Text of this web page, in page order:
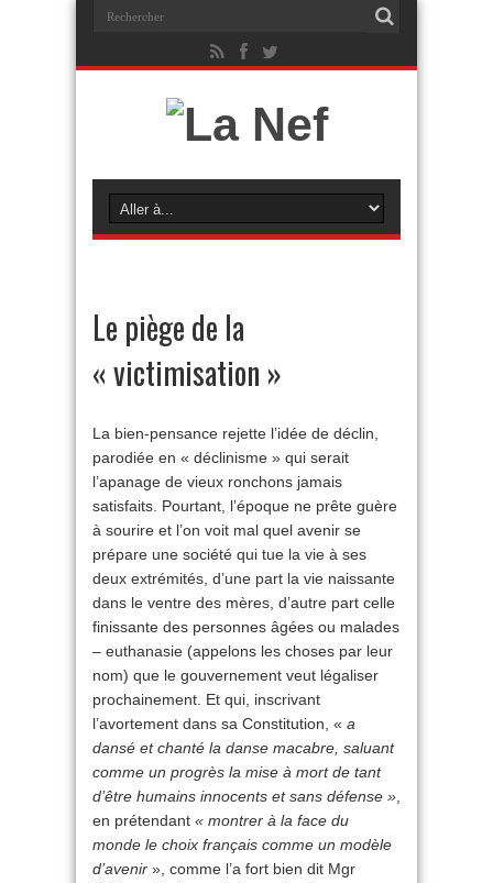
Le piège de la
« victimisation »
La bien-pensance rejette l’idée de déclin,
parodiée en « déclinisme » qui serait
l’apanage de vieux ronchons jamais
satisfaits. Pourtant, l’époque ne prête guère
à sourire et l’on voit mal quel avenir se
prépare une société qui tue la vie à ses
deux extrémités, d’une part la vie naissante
dans le ventre des mères, d’autre part celle
finissante des personnes âgées ou malades
– euthanasie (appelons les choses par leur
nom) que le gouvernement veut légaliser
prochainement. Et qui, inscrivant
l’avortement dans sa Constitution, « a
dansé et chanté la danse macabre, saluant
comme un progrès la mise à mort de tant
d’être humains innocents et sans défense »
en prétendant « montrer à la face du
monde le choix français comme un modèle
d’avenir », comme l’a fort bien dit Mgr